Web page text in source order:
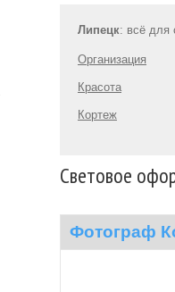
Липецк: всё для
Организация
Красота
Кортеж
Световое
Фотограф